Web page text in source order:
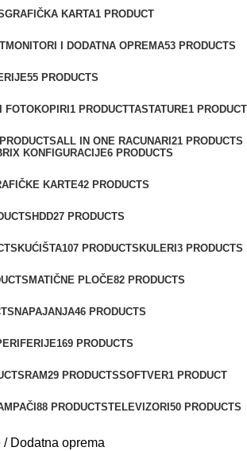
GRAFIČKA KARTA1 PRODUCT
MONITORI I DODATNA OPREMA53 PRODUCTS
55 PRODUCTS
FOTOKOPIRI 1 PRODUCTTASTATURE1 PRODUCT
ALL IN ONE RACUNARI 21 PRODUCTS
KONFIGURACIJE6 PRODUCTS
KARTE42 PRODUCTS
HDD27 PRODUCTS
KUĆIŠTA107 PRODUCTS KULERI 3 PRODUCTS
MATIČNE PLOČE82 PRODUCTS
NAPAJANJA46 PRODUCTS
169 PRODUCTS
RAM29 PRODUCTSSOFTVER1 PRODUCT
88 PRODUCTSTELEVIZORI 50 PRODUCTS
Dodatna oprema